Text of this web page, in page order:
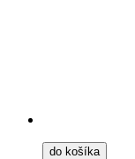
do košíka